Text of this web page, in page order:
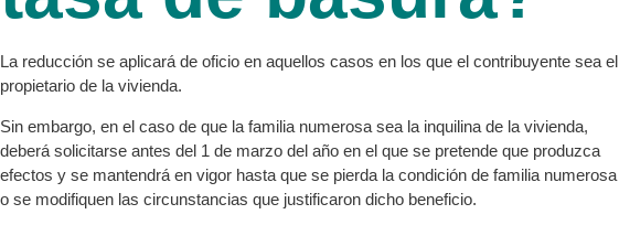
La reducción se aplicará de oficio en aquellos casos en los que el contribuyente sea el
propietario de la vivienda.
Sin embargo, en el caso de que la familia numerosa sea la inquilina de la vivienda,
deberá solicitarse antes del 1 de marzo del año en el que se pretende que produzca
efectos y se mantendrá en vigor hasta que se pierda la condición de familia numerosa
o se modifiquen las circunstancias que justificaron dicho beneficio.